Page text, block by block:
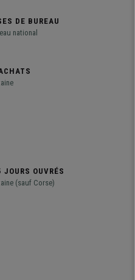
DE BUREAU
national
OUVRÉS
(sauf Corse)